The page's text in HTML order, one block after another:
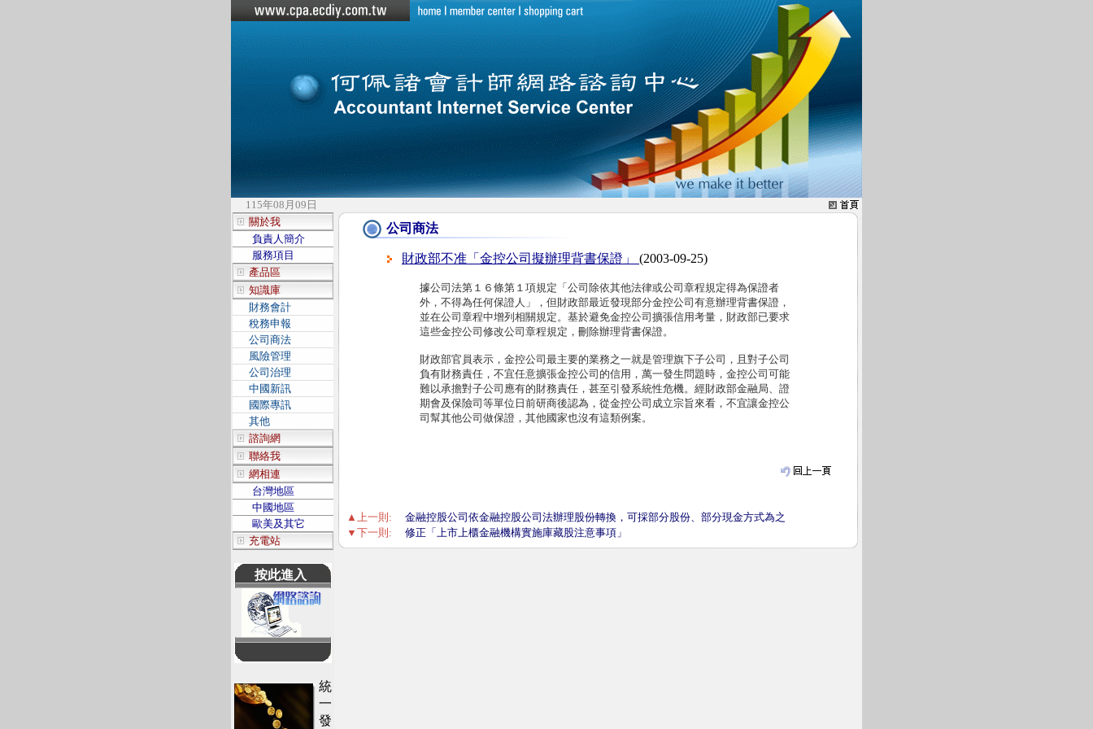
115年08月09日
關於我
負責人簡介
服務項目
產品區
知識庫
財務會計
稅務申報
公司商法
風險管理
公司治理
中國新訊
國際專訊
其他
諮詢網
聯絡我
網相連
台灣地區
中國地區
歐美及其它
充電站
按此進入
統
一
發
公司商法
財政部不准「金控公司擬辦理背書保證」 (2003-09-25)
據公司法第１６條第１項規定「公司除依其他法律或公司章程規定得為保證者
外，不得為任何保證人」，但財政部最近發現部分金控公司有意辦理背書保證，
並在公司章程中增列相關規定。基於避免金控公司擴張信用考量，財政部已要求
這些金控公司修改公司章程規定，刪除辦理背書保證。
財政部官員表示，金控公司最主要的業務之一就是管理旗下子公司，且對子公司
負有財務責任，不宜任意擴張金控公司的信用，萬一發生問題時，金控公司可能
難以承擔對子公司應有的財務責任，甚至引發系統性危機。經財政部金融局、證
期會及保險司等單位日前研商後認為，從金控公司成立宗旨來看，不宜讓金控公
司幫其他公司做保證，其他國家也沒有這類例案。
▲上一則:
金融控股公司依金融控股公司法辦理股份轉換，可採部分股份、部分現金方式為之
▼下一則:
修正「上市上櫃金融機構實施庫藏股注意事項」